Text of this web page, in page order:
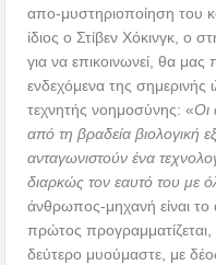
απο-μυστηριοποίηση του
ίδιος ο Στίβεν Χόκινγκ, ο
για να επικοινωνεί, θα μας
ενδεχόμενα της σημερινής
τεχνητής νοημοσύνης: «Οι
από τη βραδεία βιολογική
ανταγωνιστούν ένα
διαρκώς τον εαυτό του με
άνθρωπος-μηχανή είναι
πρώτος προγραμματίζεται,
δεύτερο μυούμαστε, με